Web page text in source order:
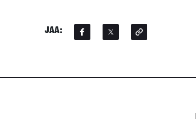
JAA: